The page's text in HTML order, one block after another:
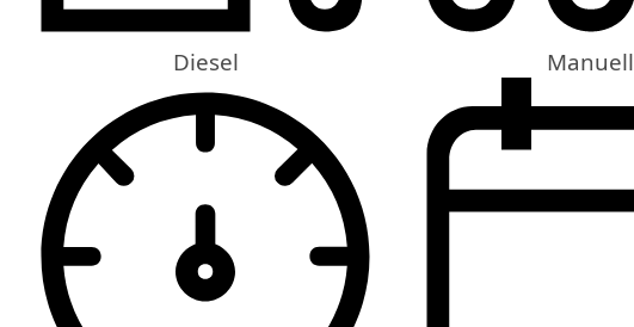
Diesel Manuell